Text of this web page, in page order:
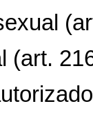
(art.